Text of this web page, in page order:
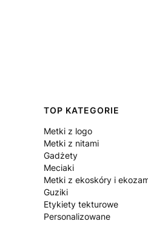
Linki w stopce
TOP KATEGORIE
Metki z logo
Metki z nitami
Gadżety
Meciaki
Metki z ekoskóry i
Guziki
Etykiety tekturowe
Personalizowane